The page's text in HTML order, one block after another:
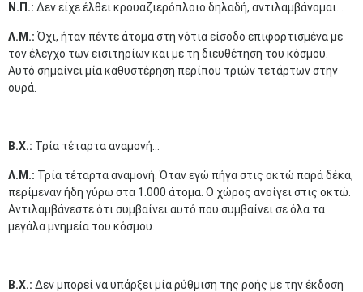
Ν.Π.: Δεν είχε έλθει κρουαζιερόπλοιο δηλαδή, αντιλαμβάνομαι...
Λ.Μ.: Όχι, ήταν πέντε άτομα στη νότια είσοδο επιφορτισμένα με
τον έλεγχο των εισιτηρίων και με τη διευθέτηση του κόσμου.
Αυτό σημαίνει μία καθυστέρηση περίπου τριών τετάρτων στην
ουρά.
Β.Χ.: Τρία τέταρτα αναμονή...
Λ.Μ.: Τρία τέταρτα αναμονή. Όταν εγώ πήγα στις οκτώ παρά δέκα,
περίμεναν ήδη γύρω στα 1.000 άτομα. Ο χώρος ανοίγει στις οκτώ.
Αντιλαμβάνεστε ότι συμβαίνει αυτό που συμβαίνει σε όλα τα
μεγάλα μνημεία του κόσμου.
Β.Χ.: Δεν μπορεί να υπάρξει μία ρύθμιση της ροής με την έκδοση